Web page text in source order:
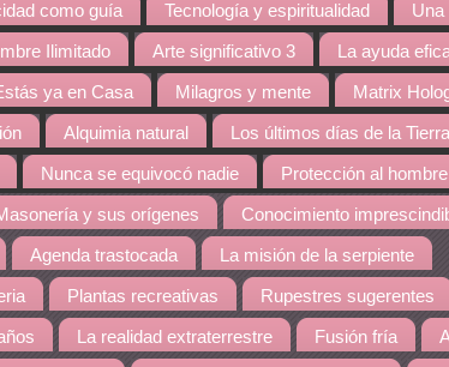
como guía Tecnología y espiritualidad Una
Ilimitado Arte significativo 3 La ayuda
ya en Casa Milagros y mente Matrix
Alquimia natural Los últimos días de la Tierra
Nunca se equivocó nadie Protección al
Masonería y sus orígenes Conocimiento
Agenda trastocada La misión de la serpiente
Plantas recreativas Rupestres sugerentes
La realidad extraterrestre Fusión fría